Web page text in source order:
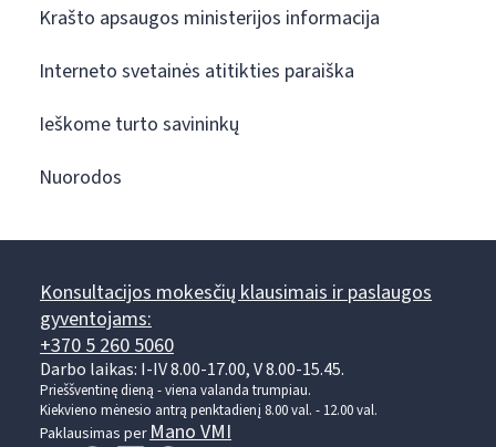
Krašto apsaugos ministerijos informacija
Interneto svetainės atitikties paraiška
Ieškome turto savininkų
Nuorodos
Konsultacijos mokesčių klausimais ir paslaugos
gyventojams:
+370 5 260 5060
Darbo laikas: I-IV 8.00-17.00, V 8.00-15.45.
Prieššventinę dieną - viena valanda trumpiau.
Kiekvieno mėnesio antrą penktadienį 8.00 val. - 12.00 val.
Paklausimas per Mano VMI